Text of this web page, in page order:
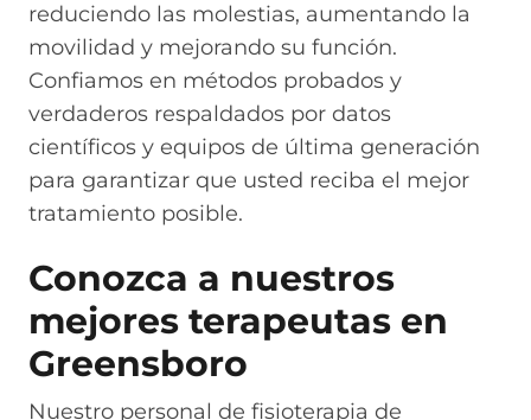
reduciendo las molestias, aumentando la
movilidad y mejorando su función.
Confiamos en métodos probados y
verdaderos respaldados por datos
científicos y equipos de última generación
para garantizar que usted reciba el mejor
tratamiento posible.
Conozca a nuestros
mejores terapeutas en
Greensboro
Nuestro personal de fisioterapia de